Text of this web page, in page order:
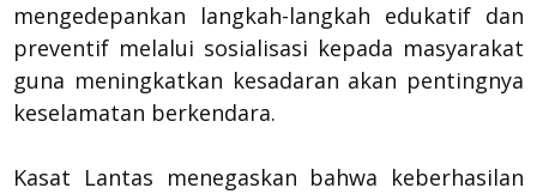
mengedepankan langkah-langkah edukatif dan
preventif melalui sosialisasi kepada masyarakat
guna meningkatkan kesadaran akan pentingnya
keselamatan berkendara.
Kasat Lantas menegaskan bahwa keberhasilan